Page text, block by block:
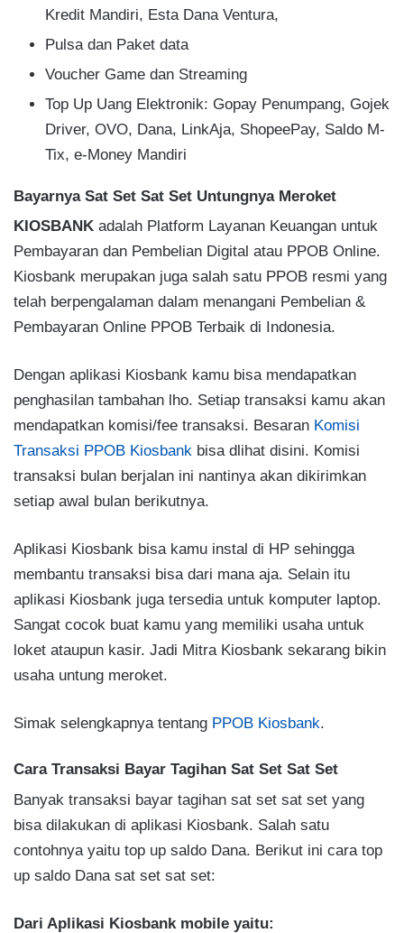
Kredit Mandiri, Esta Dana Ventura,
Pulsa dan Paket data
Voucher Game dan Streaming
Top Up Uang Elektronik: Gopay Penumpang, Gojek
Driver, OVO, Dana, LinkAja, ShopeePay, Saldo M-
Tix, e-Money Mandiri
Bayarnya Sat Set Sat Set Untungnya Meroket
KIOSBANK adalah Platform Layanan Keuangan untuk
Pembayaran dan Pembelian Digital atau PPOB Online.
Kiosbank merupakan juga salah satu PPOB resmi yang
telah berpengalaman dalam menangani Pembelian &
Pembayaran Online PPOB Terbaik di Indonesia.
Dengan aplikasi Kiosbank kamu bisa mendapatkan
penghasilan tambahan lho. Setiap transaksi kamu akan
mendapatkan komisi/fee transaksi. Besaran Komisi
Transaksi PPOB Kiosbank bisa dlihat disini. Komisi
transaksi bulan berjalan ini nantinya akan dikirimkan
setiap awal bulan berikutnya.
Aplikasi Kiosbank bisa kamu instal di HP sehingga
membantu transaksi bisa dari mana aja. Selain itu
aplikasi Kiosbank juga tersedia untuk komputer laptop.
Sangat cocok buat kamu yang memiliki usaha untuk
loket ataupun kasir. Jadi Mitra Kiosbank sekarang bikin
usaha untung meroket.
Simak selengkapnya tentang PPOB Kiosbank.
Cara Transaksi Bayar Tagihan Sat Set Sat Set
Banyak transaksi bayar tagihan sat set sat set yang
bisa dilakukan di aplikasi Kiosbank. Salah satu
contohnya yaitu top up saldo Dana. Berikut ini cara top
up saldo Dana sat set sat set:
Dari Aplikasi Kiosbank mobile yaitu: